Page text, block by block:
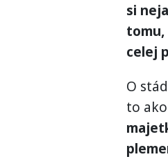
si
tomu,
celej
O
to